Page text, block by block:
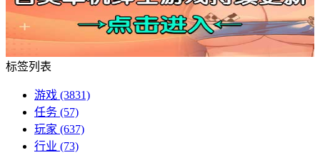
标签列表
游戏 (3831)
任务 (57)
玩家 (637)
行业 (73)